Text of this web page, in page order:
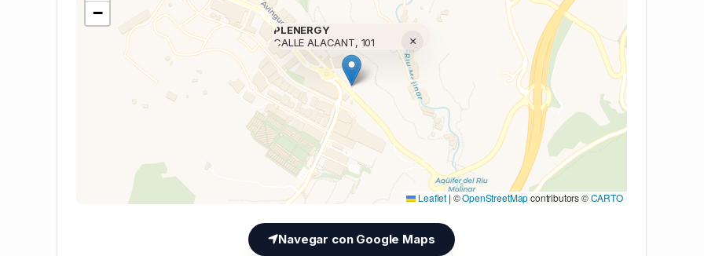
Cargando mapa (V7 Inline)...
PLENERGY
CALLE ALACANT, 101
×
−
Leaflet | ©OpenStreetMapcontributors ©CARTO
Navegar con Google Maps